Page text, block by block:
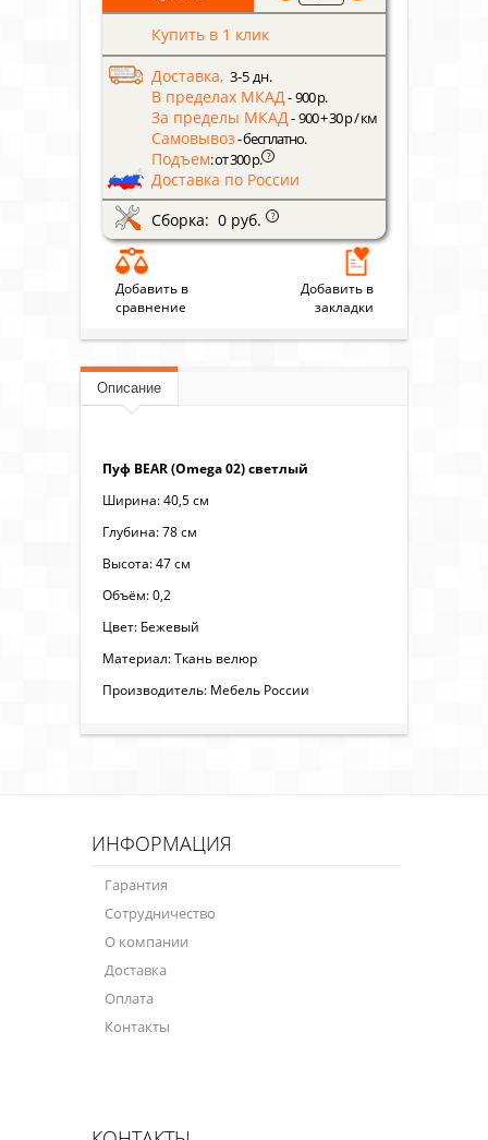
Купить в 1 клик
Доставка, 3-5 дн.
В пределах МКАД- 900 р.
За пределы МКАД- 900 + 30 р / км
Самовывоз- бесплатно.
Подъем: от 300 р. ?
Доставка по России
Сборка: 0 руб.
?
Добавить в
сравнение
Добавить в
закладки
Описание
Пуф BEAR (Omega 02) светлый
Ширина: 40,5 см
Глубина: 78 см
Высота: 47 см
Объём: 0,2
Цвет: Бежевый
Материал: Ткань велюр
Производитель: Мебель России
ИНФОРМАЦИЯ
Гарантия
Сотрудничество
О компании
Доставка
Оплата
Контакты